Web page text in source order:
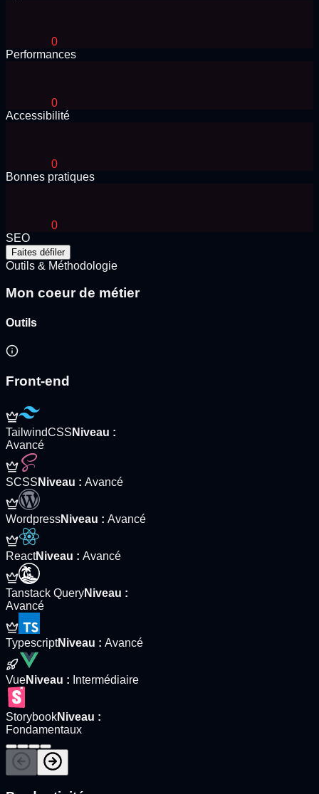
0
Performances
0
Accessibilité
0
Bonnes pratiques
0
SEO
Faites défiler
Outils & Méthodologie
Mon coeur de métier
Outils
Front-end
TailwindCSS Niveau :
Avancé
SCSS Niveau : Avancé
WordpressNiveau : Avancé
ReactNiveau : Avancé
Tanstack QueryNiveau :
Avancé
TypescriptNiveau : Avancé
VueNiveau : Intermédiaire
StorybookNiveau :
Fondamentaux